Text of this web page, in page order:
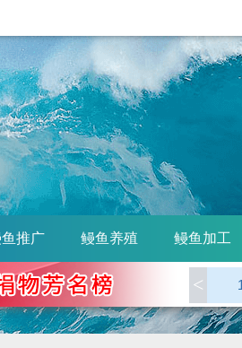
推广 鳗鱼养殖 鳗鱼加工
<